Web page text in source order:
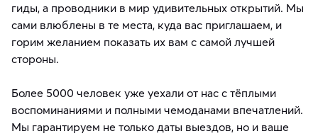
гиды, а проводники в мир удивительных открытий. Мы
сами влюблены в те места, куда вас приглашаем, и
горим желанием показать их вам с самой лучшей
стороны.
Более 5000 человек уже уехали от нас с тёплыми
воспоминаниями и полными чемоданами впечатлений.
Мы гарантируем не только даты выездов, но и ваше